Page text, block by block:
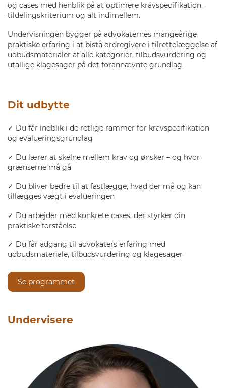
og cases med henblik på at optimere kravspecifikation,
tildelingskriterium og alt indimellem.
Undervisningen bygger på advokaternes mangeårige
praktiske erfaring i at bistå ordregivere i tilrettelæggelse af
udbudsmaterialer af alle kategorier, tilbudsvurdering og
utallige klagesager på det forannævnte grundlag.
Dit udbytte
✓ Du får indblik i de retlige rammer for kravspecifikation
og evalueringsgrundlag
✓ Du lærer at skelne mellem krav og ønsker – og hvor
grænserne må gå
✓ Du bliver bedre til at fastlægge, hvad der må og kan
tillægges vægt i evalueringen
✓ Du arbejder med konkrete cases, der styrker din
praktiske forståelse
✓ Du får adgang til advokaters erfaring med
udbudsmateriale, tilbudsvurdering og klagesager
Se programmet
Undervisere